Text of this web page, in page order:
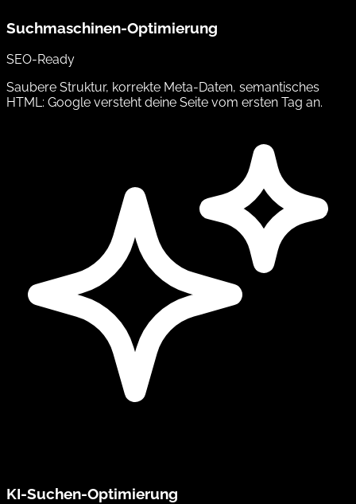
Suchmaschinen-Optimierung
SEO-Ready
Saubere Struktur, korrekte Meta-Daten, semantisches
HTML: Google versteht deine Seite vom ersten Tag an.
KI-Suchen-Optimierung